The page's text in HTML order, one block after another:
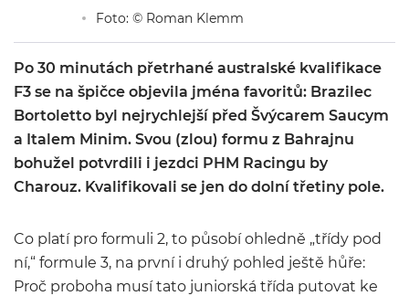
Foto: © Roman Klemm
Po 30 minutách přetrhané australské kvalifikace
F3 se na špičce objevila jména favoritů: Brazilec
Bortoletto byl nejrychlejší před Švýcarem Saucym
a Italem Minim. Svou (zlou) formu z Bahrajnu
bohužel potvrdili i jezdci PHM Racingu by
Charouz. Kvalifikovali se jen do dolní třetiny pole.
Co platí pro formuli 2, to působí ohledně „třídy pod
ní,“ formule 3, na první i druhý pohled ještě hůře:
Proč proboha musí tato juniorská třída putovat ke